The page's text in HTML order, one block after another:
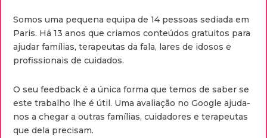
Somos uma pequena equipa de 14 pessoas sediada em
Paris. Há 13 anos que criamos conteúdos gratuitos para
ajudar famílias, terapeutas da fala, lares de idosos e
profissionais de cuidados.
O seu feedback é a única forma que temos de saber se
este trabalho lhe é útil. Uma avaliação no Google ajuda-
nos a chegar a outras famílias, cuidadores e terapeutas
que dela precisam.